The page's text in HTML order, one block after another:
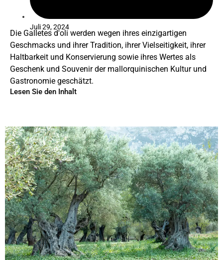
Juli 29, 2024
Die Galletes d'oli werden wegen ihres einzigartigen
Geschmacks und ihrer Tradition, ihrer Vielseitigkeit, ihrer
Haltbarkeit und Konservierung sowie ihres Wertes als
Geschenk und Souvenir der mallorquinischen Kultur und
Gastronomie geschätzt.
Lesen Sie den Inhalt